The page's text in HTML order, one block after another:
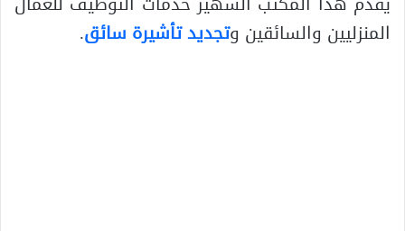
المنزليين والسائقين وتجديد تأشيرة سائق.